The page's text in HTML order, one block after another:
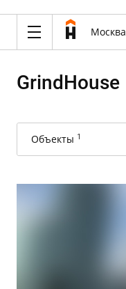
Москва
GrindHouse
Объекты 1